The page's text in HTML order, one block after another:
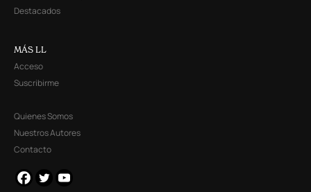
Destacados
MÁS LL
Acceso
Suscribirme
Quienes Somos
Nuestros Autores
Contacto